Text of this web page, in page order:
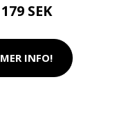
179 SEK
MER INFO!